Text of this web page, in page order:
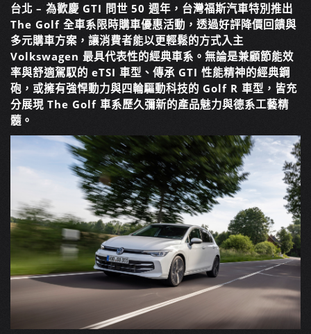
台北 – 為歡慶 GTI 問世 50 週年，台灣福斯汽車特別推出
The Golf 全車系限時購車優惠活動，透過好評降價回饋與
多元購車方案，讓消費者能以更輕鬆的方式入主
Volkswagen 最具代表性的經典車系。無論是兼顧節能效
率與舒適駕馭的 eTSI 車型、傳承 GTI 性能精神的經典鋼
砲，或擁有強悍動力與四輪驅動科技的 Golf R 車型，皆充
分展現 The Golf 車系歷久彌新的產品魅力與德系工藝精
髓。